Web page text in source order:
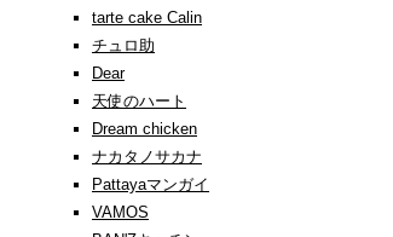
tarte cake Calin
チュロ助
Dear
天使のハート
Dream chicken
ナカタノサカナ
Pattayaマンガイ
VAMOS